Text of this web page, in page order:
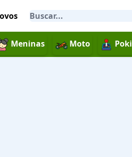
Meninas Moto Poki